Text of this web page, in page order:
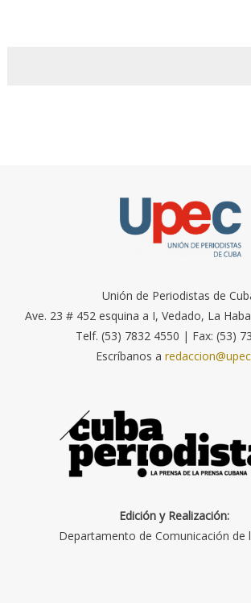
Unión de Periodistas de
Ave. 23 # 452 esquina a I, Vedado, La
Telf. (53) 7832 4550 | Fax: (53)
Escríbanos a
Edición y Realización:
Departamento de Comunicación de